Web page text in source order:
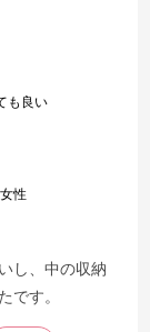
も良い
女性
し、中の収納
です。